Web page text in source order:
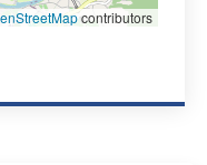
contributors
IVANO